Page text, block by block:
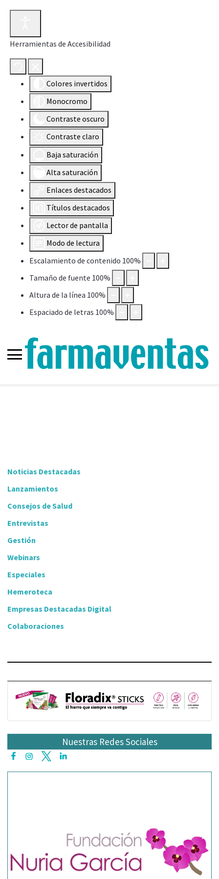
Herramientas de Accesibilidad
Colores invertidos
Monocromo
Contraste oscuro
Contraste claro
Baja saturación
Alta saturación
Enlaces destacados
Títulos destacados
Lector de pantalla
Modo de lectura
Escalamiento de contenido 100%
Tamaño de fuente 100%
Altura de la línea 100%
Espaciado de letras 100%
Noticias Destacadas
Lanzamientos
Consejos de Salud
Entrevistas
Gestión
Webinars
Especiales
Hemeroteca
Empresas Destacadas Digital
Colaboraciones
Nuestras Redes Sociales